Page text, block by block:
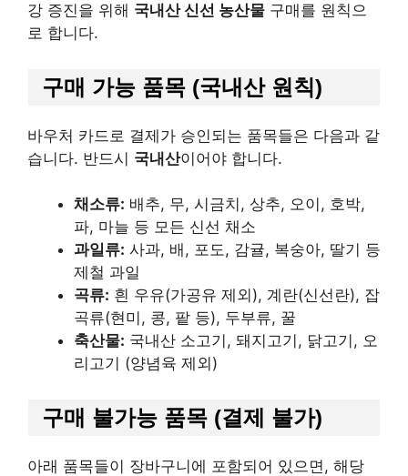
강 증진을 위해 국내산 신선 농산물 구매를 원칙으
로 합니다.
구매 가능 품목 (국내산 원칙)
바우처 카드로 결제가 승인되는 품목들은 다음과 같
습니다. 반드시 국내산이어야 합니다.
채소류: 배추, 무, 시금치, 상추, 오이, 호박,
파, 마늘 등 모든 신선 채소
과일류: 사과, 배, 포도, 감귤, 복숭아, 딸기 등
제철 과일
곡류: 흰 우유(가공유 제외), 계란(신선란), 잡
곡류(현미, 콩, 팥 등), 두부류, 꿀
축산물: 국내산 소고기, 돼지고기, 닭고기, 오
리고기 (양념육 제외)
구매 불가능 품목 (결제 불가)
아래 품목들이 장바구니에 포함되어 있으면, 해당